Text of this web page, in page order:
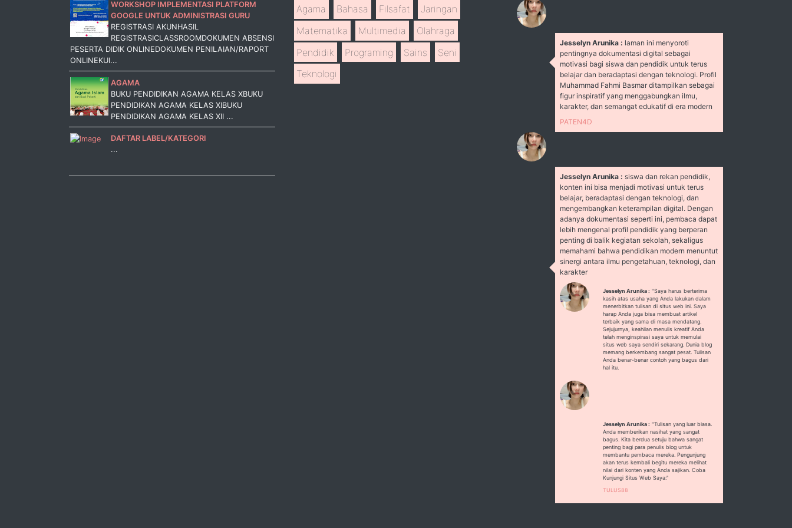
WORKSHOP IMPLEMENTASI PLATFORM
GOOGLE UNTUK ADMINISTRASI GURU
REGISTRASI AKUNHASIL
REGISTRASICLASSROOMDOKUMEN ABSENSI
PESERTA DIDIK ONLINEDOKUMEN PENILAIAN/RAPORT
ONLINEKUI...
AGAMA
BUKU PENDIDIKAN AGAMA KELAS XBUKU
PENDIDIKAN AGAMA KELAS XIBUKU
PENDIDIKAN AGAMA KELAS XII ...
DAFTAR LABEL/KATEGORI
...
Agama Bahasa Filsafat
Jaringan
Matematika
Multimedia
Olahraga
Pendidik
Programing Sains
Seni
Teknologi
Jesselyn Arunika : laman ini menyoroti
pentingnya dokumentasi digital sebagai
motivasi bagi siswa dan pendidik untuk terus
belajar dan beradaptasi dengan teknologi. Profil
Muhammad Fahmi Basmar ditampilkan sebagai
figur inspiratif yang menggabungkan ilmu,
karakter, dan semangat edukatif di era modern
PATEN4D
Jesselyn Arunika : siswa dan rekan pendidik,
konten ini bisa menjadi motivasi untuk terus
belajar, beradaptasi dengan teknologi, dan
mengembangkan keterampilan digital. Dengan
adanya dokumentasi seperti ini, pembaca dapat
lebih mengenal profil pendidik yang berperan
penting di balik kegiatan sekolah, sekaligus
memahami bahwa pendidikan modern menuntut
sinergi antara ilmu pengetahuan, teknologi, dan
karakter
Jesselyn Arunika : "Saya harus berterima
kasih atas usaha yang Anda lakukan dalam
menerbitkan tulisan di situs web ini. Saya
harap Anda juga bisa membuat artikel
terbaik yang sama di masa mendatang.
Sejujurnya, keahlian menulis kreatif Anda
telah menginspirasi saya untuk memulai
situs web saya sendiri sekarang. Dunia blog
memang berkembang sangat pesat. Tulisan
Anda benar-benar contoh yang bagus dari
hal itu.
Jesselyn Arunika : "Tulisan yang luar biasa.
Anda memberikan nasihat yang sangat
bagus. Kita berdua setuju bahwa sangat
penting bagi para penulis blog untuk
membantu pembaca mereka. Pengunjung
akan terus kembali begitu mereka melihat
nilai dari konten yang Anda sajikan. Coba
Kunjungi Situs Web Saya:"
TULUS88